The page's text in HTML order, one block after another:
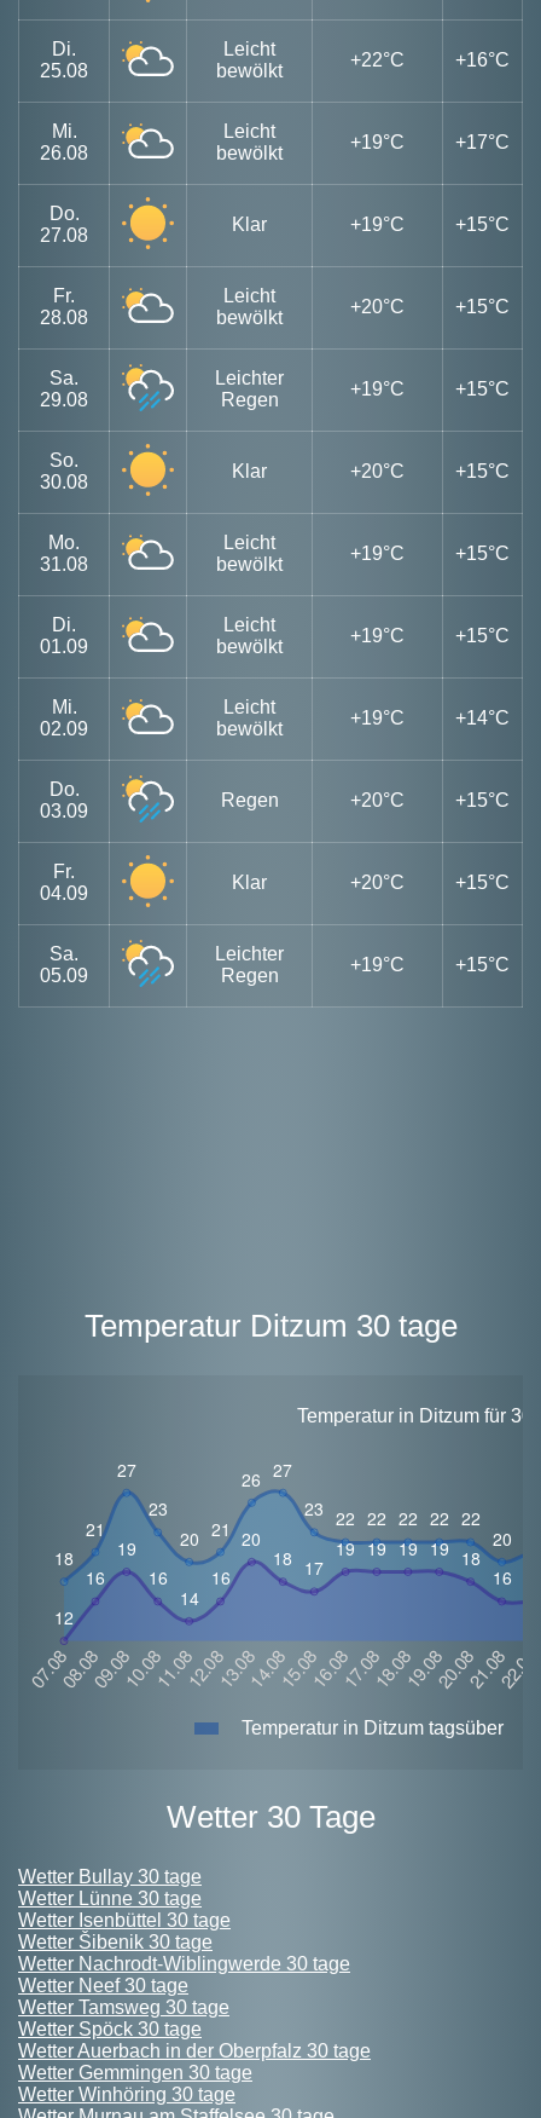
Di.
25.08
Leicht
bewölkt
+22°C +16°C
Mi.
26.08
Leicht
bewölkt
+19°C +17°C
Do.
27.08
Klar +19°C +15°C
Fr.
28.08
Leicht
bewölkt
+20°C +15°C
Sa.
29.08
Leichter
Regen
+19°C +15°C
So.
30.08
Klar +20°C +15°C
Mo.
31.08
Leicht
bewölkt
+19°C +15°C
Di.
01.09
Leicht
bewölkt
+19°C +15°C
Mi.
02.09
Leicht
bewölkt
+19°C +14°C
Do.
03.09
Regen +20°C +15°C
Fr.
04.09
Klar +20°C +15°C
Sa.
05.09
Leichter
Regen
+19°C +15°C
Temperatur Ditzum 30 tage
Temperatur in Ditzum für
Temperatur in Ditzum tagsüber
Wetter 30 Tage
Wetter Bullay 30 tage
Wetter Lünne 30 tage
Wetter Isenbüttel 30 tage
Wetter Šibenik 30 tage
Wetter Nachrodt-Wiblingwerde 30 tage
Wetter Neef 30 tage
Wetter Tamsweg 30 tage
Wetter Spöck 30 tage
Wetter Auerbach in der Oberpfalz 30 tage
Wetter Gemmingen 30 tage
Wetter Winhöring 30 tage